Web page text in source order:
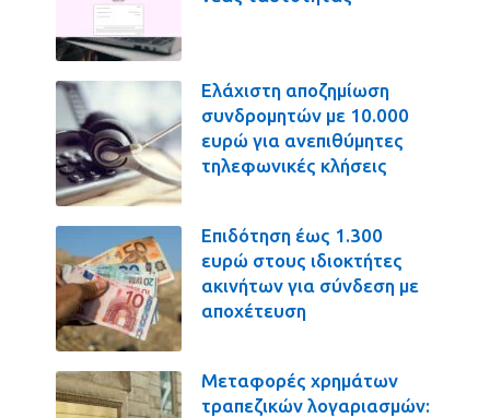
Ελάχιστη αποζημίωση
συνδρομητών με 10.000
ευρώ για ανεπιθύμητες
τηλεφωνικές κλήσεις
Επιδότηση έως 1.300
ευρώ στους ιδιοκτήτες
ακινήτων για σύνδεση με
αποχέτευση
Μεταφορές χρημάτων
τραπεζικών λογαριασμών: